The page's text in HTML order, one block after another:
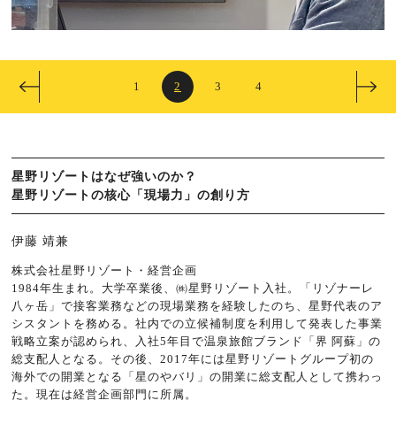
1 2 3 4
星野リゾートはなぜ強いのか？
星野リゾートの核心「現場力」の創り方
伊藤 靖兼
株式会社星野リゾート・経営企画
1984年生まれ。大学卒業後、㈱星野リゾート入社。「リゾナーレ
八ヶ岳」で接客業務などの現場業務を経験したのち、星野代表のア
シスタントを務める。社内での立候補制度を利用して発表した事業
戦略立案が認められ、入社5年目で温泉旅館ブランド「界 阿蘇」の
総支配人となる。その後、2017年には星野リゾートグループ初の
海外での開業となる「星のやバリ」の開業に総支配人として携わっ
た。現在は経営企画部門に所属。